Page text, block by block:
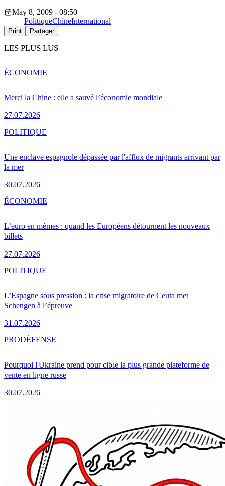
May 8, 2009 - 08:50
PolitiqueChineInternational
Print Partager
LES PLUS LUS
Merci la Chine : elle a sauvé l’économie mondiale
27.07.2026
ÉCONOMIE
Une enclave espagnole dépassée par l'afflux de migrants arrivant par
la mer
30.07.2026
POLITIQUE
L’euro en mèmes : quand les Européens détournent les nouveaux
billets
27.07.2026
ÉCONOMIE
L’Espagne sous pression : la crise migratoire de Ceuta met
Schengen à l’épreuve
31.07.2026
POLITIQUE
Pourquoi l'Ukraine prend pour cible la plus grande plateforme de
vente en ligne russe
30.07.2026
PRODÉFENSE